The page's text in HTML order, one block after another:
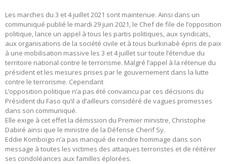
Les marches du 3 et 4 juillet 2021 sont maintenue. Ainsi dans un
communiqué publié le mardi 29 juin 2021, le Chef de file de l’opposition
politique, lance un appel à tous les partis politiques, aux syndicats,
aux organisations de la société civile et à tous burkinabè épris de paix
à une mobilisation massive les 3 et 4 juillet sur toute l’étendue du
territoire national contre le terrorisme. Malgré l’appel à la rétenue du
président et les mesures prises par le gouvernement dans la lutte
contre le terrorisme. Cependant
L’opposition politique n’a pas été convaincu par ces décisions du
Président du Faso qu’il a d’ailleurs considéré de vagues promesses
dans son communiqué.
Elle exige à cet effet la démission du Premier ministre, Christophe
Dabiré ainsi que le ministre de la Défense Cherif Sy.
Eddie Komboïgo n’a pas manqué de rendre hommage dans son
message à toutes les victimes des attaques terroristes et de réitérer
ses condoléances aux familles éplorées.